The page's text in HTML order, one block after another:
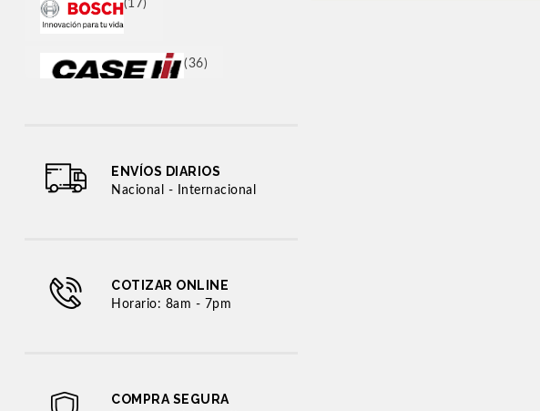
Motor Equipamiento
Orugas
RODAMIENTO
Sistema Enfriamiento
SISTEMA COMBUSTIBLE
(17)
(36)
(19)
(92)
ENVÍOS DIARIOS
Nacional - Internacional
COTIZAR ONLINE
Horario: 8am - 7pm
COMPRA SEGURA